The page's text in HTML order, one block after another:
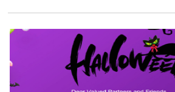
поглед на нашите операции, од истражување и